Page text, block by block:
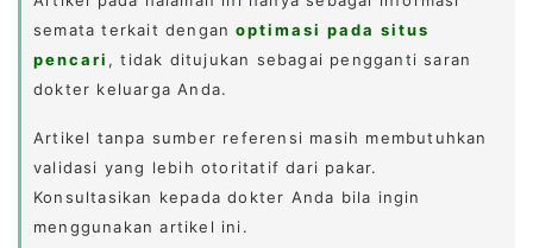
semata terkait denganoptimasi pada situs
pencari , tidak ditujukan sebagai pengganti saran
dokter keluarga Anda.
Artikel tanpa sumber referensi masih membutuhkan
validasi yang lebih otoritatif dari pakar.
Konsultasikan kepada dokter Anda bila ingin
menggunakan artikel ini.